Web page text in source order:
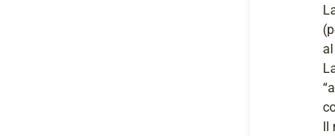
Il